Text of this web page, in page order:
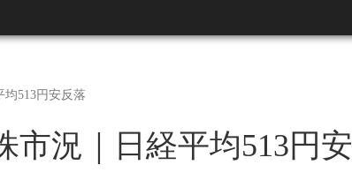
均513円安反落
市況｜日経平均513円安